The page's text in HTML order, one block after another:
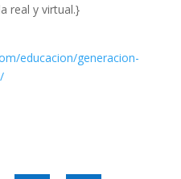
real y virtual.}
educacion/generacion-